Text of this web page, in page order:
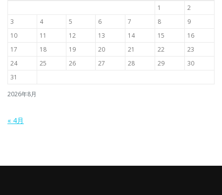
2026年8月
1
2
3
4 5 6 7 8
9
10
11 12 13 14 15
16
17
18 19 20 21 22
23
24
25 26 27 28 29
30
31
« 4月